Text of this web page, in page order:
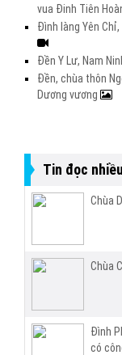
vua Đinh Tiên
Đình làng Yên
Đền Y Lư, Nam
Đền, chùa thôn
Dương vương
Tin đọc nhiều
Chùa
Chùa
Đình
có